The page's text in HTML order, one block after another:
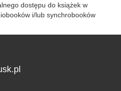
dostępu do książek w
i/lub synchrobooków